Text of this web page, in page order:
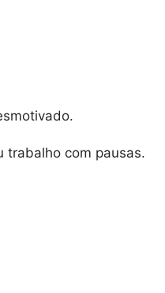
trabalho com pausas.